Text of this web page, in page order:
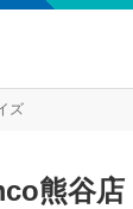
ズ
熊谷店